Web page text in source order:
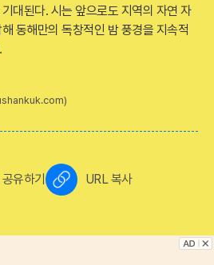
대된다. 시는 앞으로도 지역의 자연 자
동해만의 독창적인 밤 풍경을 지속적
유하기 URL 복사